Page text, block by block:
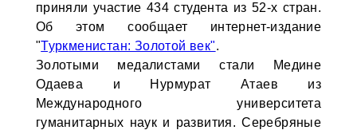
приняли участие 434 студента из 52-х стран.
Об этом сообщает интернет-издание
"Туркменистан: Золотой век".
Золотыми медалистами стали Медине
Одаева и Нурмурат Атаев из
Международного университета
гуманитарных наук и развития. Серебряные